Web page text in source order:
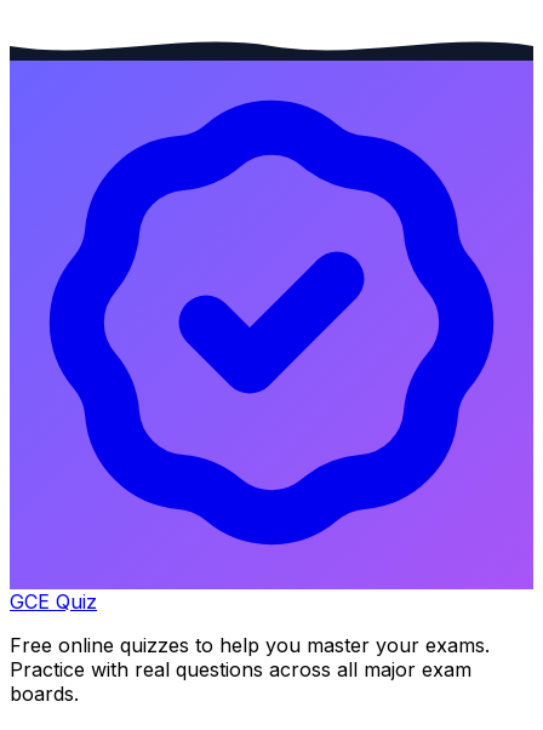
GCE Quiz
Free online quizzes to help you master your exams.
Practice with real questions across all major exam
boards.